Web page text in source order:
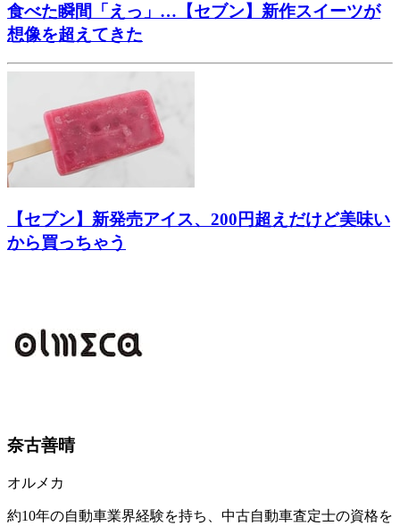
食べた瞬間「えっ」…【セブン】新作スイーツが
想像を超えてきた
【セブン】新発売アイス、200円超えだけど美味い
から買っちゃう
奈古善晴
オルメカ
約10年の自動車業界経験を持ち、中古自動車査定士の資格を